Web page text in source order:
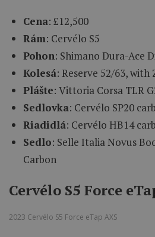
Cena: £12,500
Rám: Cervélo S5
Pohon: Shimano Dura-Ace
Kolesá: Reserve 52/63, with
Plášte: Vittoria Corsa TLR
Sedlovka: Cervélo SP20
Riadidlá: Cervélo HB14
Sedlo: Selle Italia Novus
Carbon
Cervélo S5 Force
2023 Cervélo S5 Force eTap AXS